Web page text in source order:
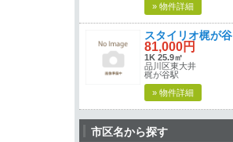
» 物件詳細
スタイリオ梶が谷
81,000円
1K 25.9㎡
品川区東大井
梶が谷駅
» 物件詳細
市区名から探す